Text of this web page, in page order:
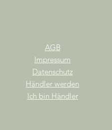
AGB
Impressum
Datenschutz
Händler werden
Ich bin Händler